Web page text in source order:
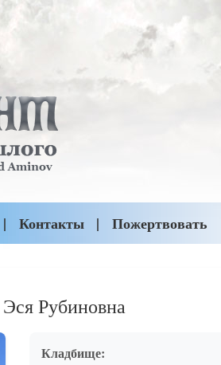
Контакты Пожертвовать
Рубиновна
Кладбище: